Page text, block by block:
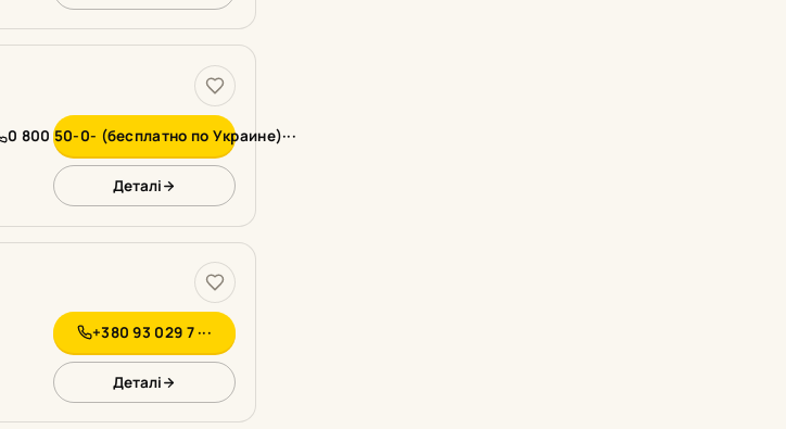
0 800 50-0- (бесплатно по Украине)···
Деталі
+380 93 029 7 ···
Деталі